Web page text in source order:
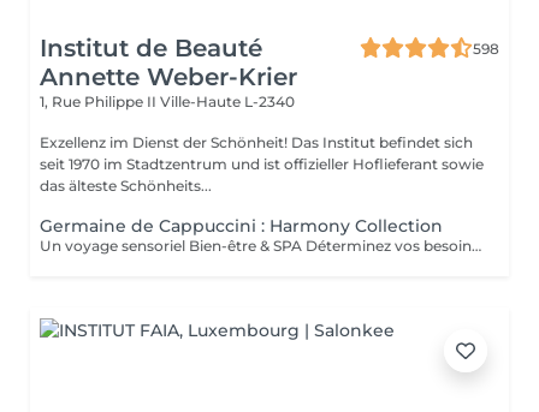
Institut de Beauté
Annette Weber-Krier
598
1, Rue Philippe II Ville-Haute L-2340
Exzellenz im Dienst der Schönheit! Das Institut befindet sich
seit 1970 im Stadtzentrum und ist offizieller Hoflieferant sowie
das älteste Schönheits...
Germaine de Cappuccini : Harmony Collection
Un voyage sensoriel Bien-être & SPA Déterminez vos besoins à l'aide des 4 huiles essentielles ACTIMOOD.Pure sensation- Balance sensation- Zen sensation- Power sensation Exfoliation du corps -massage du corps- massage du cuir chevelu si souhaité- Laissez-vous emporter dans un voyage sensoriel grâce à un soin corporel adapté à vos besoins.